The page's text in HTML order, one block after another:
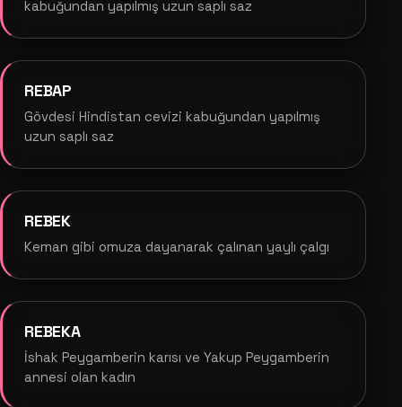
kabuğundan yapılmış uzun saplı saz
REBAP
Gövdesi Hindistan cevizi kabuğundan yapılmış
uzun saplı saz
REBEK
Keman gibi omuza dayanarak çalınan yaylı çalgı
REBEKA
İshak Peygamberin karısı ve Yakup Peygamberin
annesi olan kadın